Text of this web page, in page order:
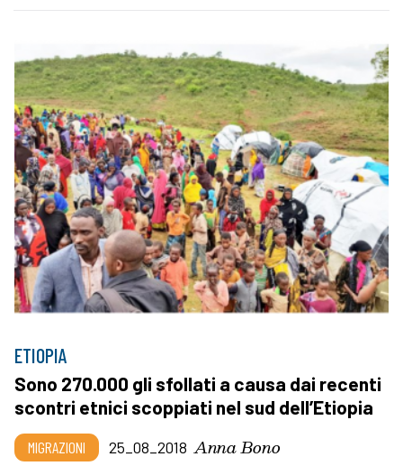
ETIOPIA
Sono 270.000 gli sfollati a causa dai recenti
scontri etnici scoppiati nel sud dell’Etiopia
MIGRAZIONI 25_08_2018 Anna Bono